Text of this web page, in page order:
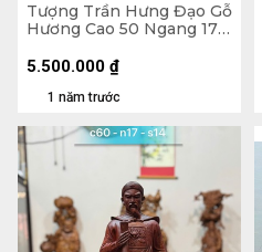
Tượng Trần Hưng Đạo Gỗ
Hương Cao 50 Ngang 17
1 năm trước
5.500.000 ₫